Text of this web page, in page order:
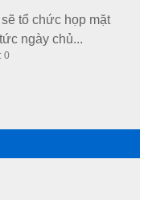
tổ chức họp mặt
ngày chủ...
0